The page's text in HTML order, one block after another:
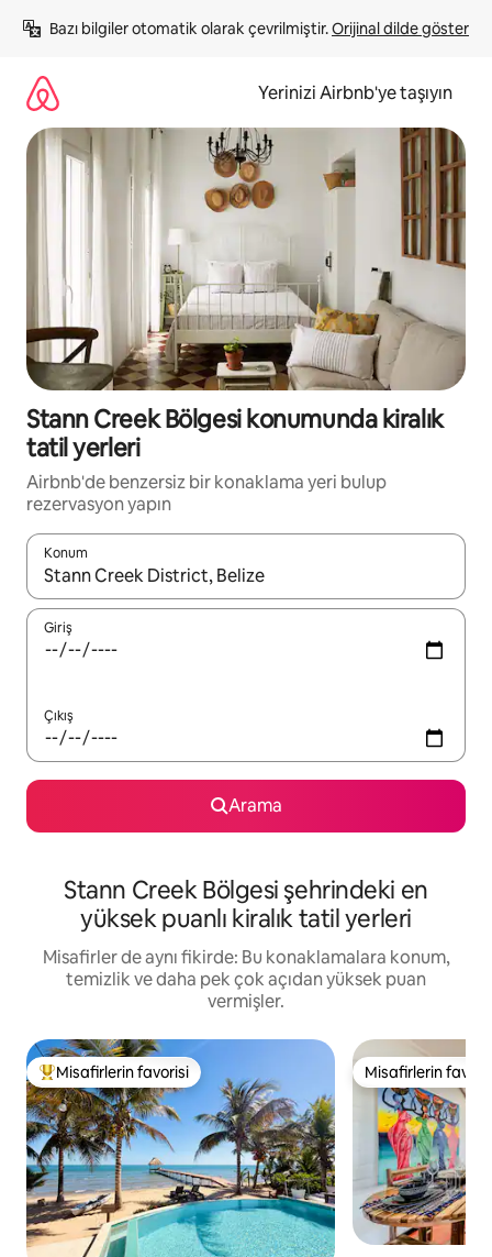
atla
Bazı bilgiler otomatik olarak çevrilmiştir. Orijinal dilde göster
Yerinizi Airbnb'ye taşıyın
Stann Creek Bölgesi konumunda kiralık
tatil yerleri
Airbnb'de benzersiz bir konaklama yeri bulup
rezervasyon yapın
Konum
Sonuçlar kullanılabilir olduğunda yukarı ve aşağı oklarıyla
Giriş
Çıkış
Arama
Stann Creek Bölgesi şehrindeki en
yüksek puanlı kiralık tatil yerleri
Misafirler de aynı fikirde: Bu konaklamalara konum,
temizlik ve daha pek çok açıdan yüksek puan
vermişler.
Misafirlerin favorilerinden en beğenilenler arasında
Misafirlerin favorisi Misafirlerin
Misafirlerin